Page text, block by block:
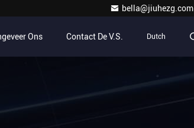
bella@jiuhezg.com
Ons Contact De V.S. Dutch